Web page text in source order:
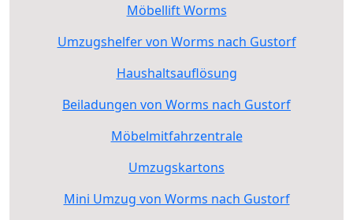
Möbellift Worms
Umzugshelfer von Worms nach Gustorf
Haushaltsauflösung
Beiladungen von Worms nach Gustorf
Möbelmitfahrzentrale
Umzugskartons
Mini Umzug von Worms nach Gustorf